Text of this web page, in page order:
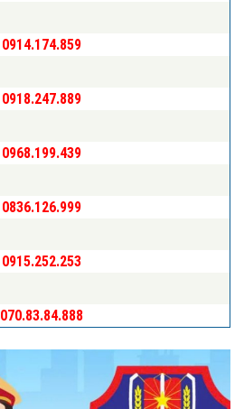
0914.174.859
0918.247.889
0968.199.439
0836.126.999
0915.252.253
070.83.84.888